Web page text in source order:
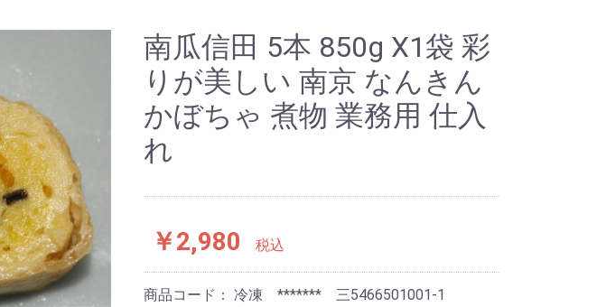
南瓜信田 5本 850g X1袋 彩
りが美しい 南京 なんきん
かぼちゃ 煮物 業務用 仕入
れ
￥2,980 税込
商品コード： 冷凍 ******* 三5466501001-1